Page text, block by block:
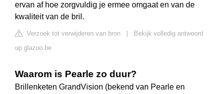
ervan af hoe zorgvuldig je ermee omgaat en van de
kwaliteit van de bril.
Verzoek tot verwijderen van bron
Bekijk volledig antwoord
op glazoo.be
Waarom is Pearle zo duur?
Brillenketen GrandVision (bekend van Pearle en